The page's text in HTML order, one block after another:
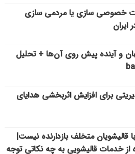
خصوصی سازی یا مردمی سازی
و آینده پیش روی آن‌ها + تحلیل
برای افزایش اثربخشی هدایای
قالیشویان متخلف بازدارنده نیست|
از خدمات قالیشویی به چه نکاتی توجه